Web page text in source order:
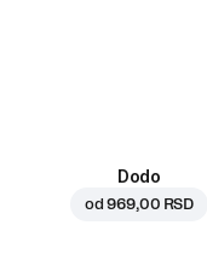
Dodo
od969,00 RSD